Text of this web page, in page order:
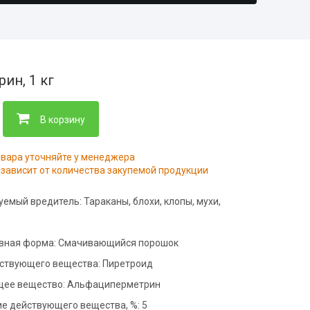
предприятий
промышленности
общежитий
медицинских
на молочных
пищевых
аптек
офисов
складов
1 кг
В корзину
уточняйте у менеджера
от количества закупемой продукции
вредитель: Тараканы, блохи, клопы, мухи,
форма: Смачивающийся порошок
вещества: Пиретроид
вещество: Альфациперметрин
действующего вещества, %: 5